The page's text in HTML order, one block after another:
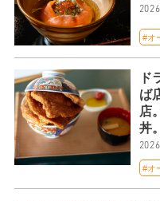
#オ
ド
ば
店
丼。
#オ